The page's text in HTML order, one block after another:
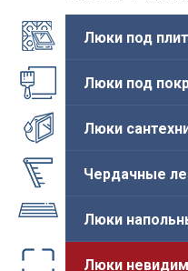
Люки под
Люки под
Люки
Чердачные
Люки
Люки